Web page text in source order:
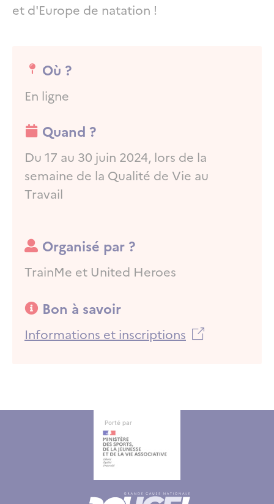
et d'Europe de natation !
Où ?
En ligne
Quand ?
Du 17 au 30 juin 2024, lors de la
semaine de la Qualité de Vie au
Travail
Organisé par ?
Organisé par ?
TrainMe et United Heroes
Bon à savoir
Bon à savoir
Informations et inscriptions
Autres informations
Autres informations
Porté par